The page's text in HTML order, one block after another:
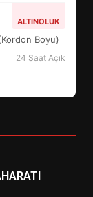
ALTINOLUK
Boyu)
24 Saat Açık